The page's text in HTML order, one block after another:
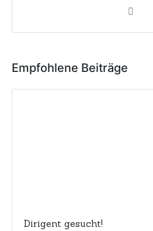
Empfohlene Beiträge
Dirigent gesucht!